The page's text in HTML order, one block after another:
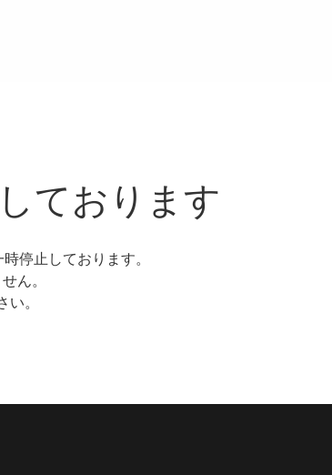
ております
停止しております。
ん。
。